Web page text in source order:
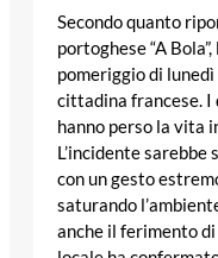
Secondo quanto
portoghese “A
pomeriggio di lunedì
cittadina francese. I
hanno perso la vita
L’incidente sarebbe
con un gesto
saturando
anche il ferimento